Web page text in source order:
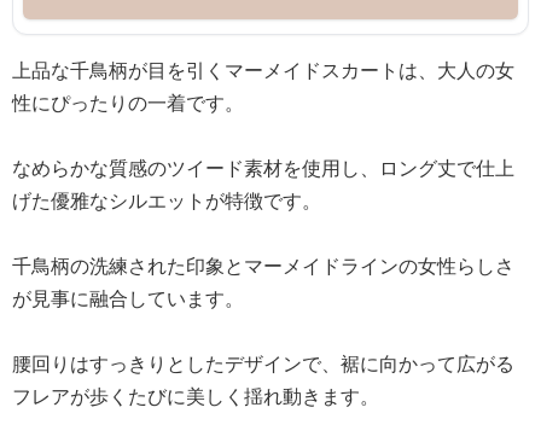
上品な千鳥柄が目を引くマーメイドスカートは、大人の女
性にぴったりの一着です。
なめらかな質感のツイード素材を使用し、ロング丈で仕上
げた優雅なシルエットが特徴です。
千鳥柄の洗練された印象とマーメイドラインの女性らしさ
が見事に融合しています。
腰回りはすっきりとしたデザインで、裾に向かって広がる
フレアが歩くたびに美しく揺れ動きます。